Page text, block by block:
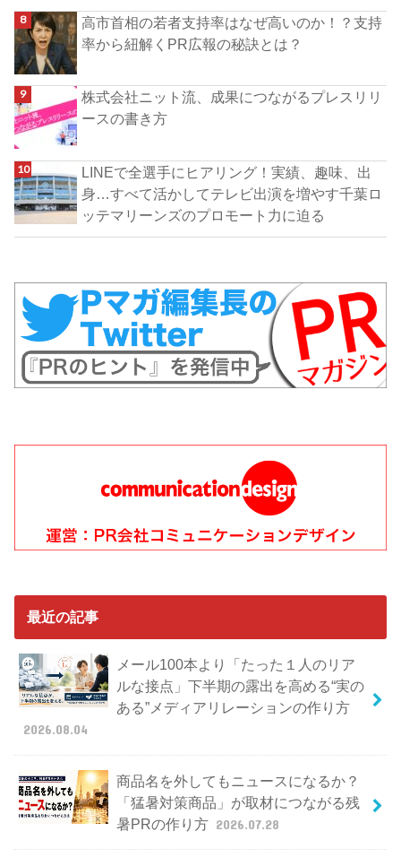
高市首相の若者支持率はなぜ高いのか！？支持
率から紐解くPR広報の秘訣とは？
株式会社ニット流、成果につながるプレスリリ
ースの書き方
LINEで全選手にヒアリング！実績、趣味、出
身…すべて活かしてテレビ出演を増やす千葉ロ
ッテマリーンズのプロモート力に迫る
最近の記事
メール100本より「たった１人のリア
ルな接点」下半期の露出を高める“実の
ある”メディアリレーションの作り方
2026.08.04
商品名を外してもニュースになるか？
「猛暑対策商品」が取材につながる残
暑PRの作り方 2026.07.28